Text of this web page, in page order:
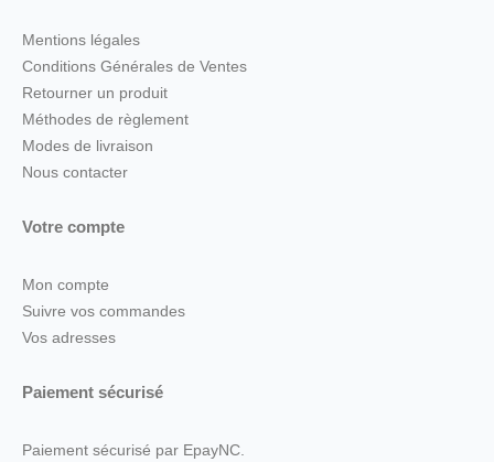
Mentions légales
Conditions Générales de Ventes
Retourner un produit
Méthodes de règlement
Modes de livraison
Nous contacter
Votre compte
Mon compte
Suivre vos commandes
Vos adresses
Paiement sécurisé
Paiement sécurisé par EpayNC.